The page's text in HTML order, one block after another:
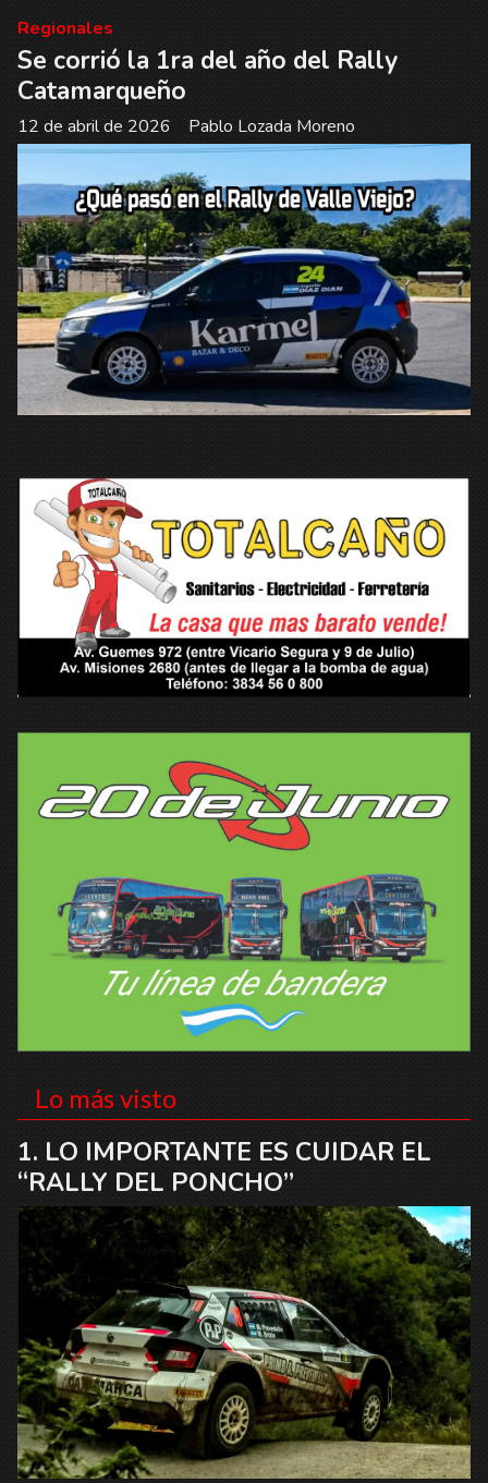
Se corrió la 1ra del año del Rally
Catamarqueño
Pablo Lozada Moreno
Regionales
12 de abril de 2026
Lo más visto
LO IMPORTANTE ES CUIDAR EL
“RALLY DEL PONCHO”